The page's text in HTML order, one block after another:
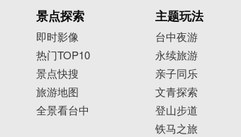
景点探索
即时影像
热门TOP10
景点快搜
旅游地图
全景看台中
主题玩法
台中夜游
永续旅游
亲子同乐
文青探索
登山步道
铁马之旅